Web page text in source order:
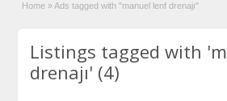
Home » Ads tagged with "manuel lenf drenajı"
Listings tagged with
drenajı' (4)